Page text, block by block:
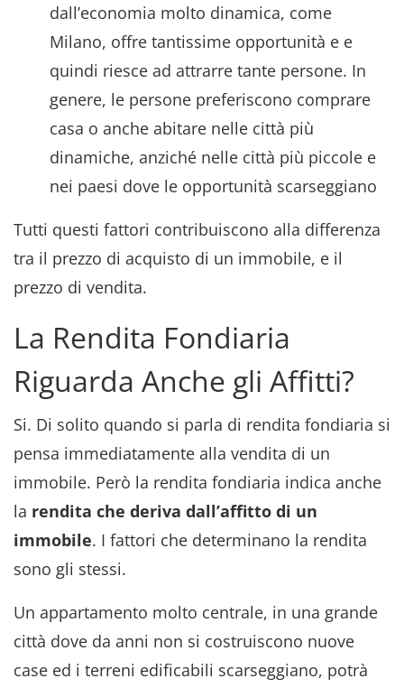
dall’economia molto dinamica, come
Milano, offre tantissime opportunità e e
quindi riesce ad attrarre tante persone. In
genere, le persone preferiscono comprare
casa o anche abitare nelle città più
dinamiche, anziché nelle città più piccole e
nei paesi dove le opportunità scarseggiano
Tutti questi fattori contribuiscono alla differenza
tra il prezzo di acquisto di un immobile, e il
prezzo di vendita.
La Rendita Fondiaria
Riguarda Anche gli Affitti?
Si. Di solito quando si parla di rendita fondiaria si
pensa immediatamente alla vendita di un
immobile. Però la rendita fondiaria indica anche
la rendita che deriva dall’affitto di un
immobile. I fattori che determinano la rendita
sono gli stessi.
Un appartamento molto centrale, in una grande
città dove da anni non si costruiscono nuove
case ed i terreni edificabili scarseggiano, potrà